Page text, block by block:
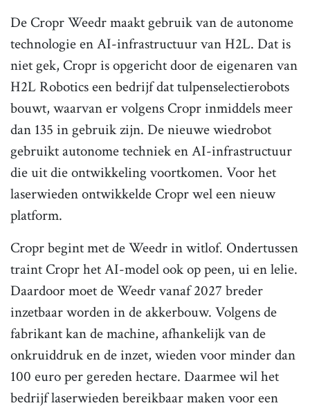
De Cropr Weedr maakt gebruik van de autonome
technologie en AI-infrastructuur van H2L. Dat is
niet gek, Cropr is opgericht door de eigenaren van
H2L Robotics een bedrijf dat tulpenselectierobots
bouwt, waarvan er volgens Cropr inmiddels meer
dan 135 in gebruik zijn. De nieuwe wiedrobot
gebruikt autonome techniek en AI-infrastructuur
die uit die ontwikkeling voortkomen. Voor het
laserwieden ontwikkelde Cropr wel een nieuw
platform.
Cropr begint met de Weedr in witlof. Ondertussen
traint Cropr het AI-model ook op peen, ui en lelie.
Daardoor moet de Weedr vanaf 2027 breder
inzetbaar worden in de akkerbouw. Volgens de
fabrikant kan de machine, afhankelijk van de
onkruiddruk en de inzet, wieden voor minder dan
100 euro per gereden hectare. Daarmee wil het
bedrijf laserwieden bereikbaar maken voor een